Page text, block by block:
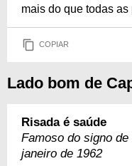
mais do que todas
COPIAR
Lado bom de
Risada é saúde
Famoso do signo
janeiro de 1962